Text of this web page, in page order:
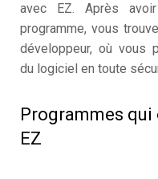
avec EZ. Après
programme, vous
développeur, où vous
du logiciel en toute
Programmes
EZ